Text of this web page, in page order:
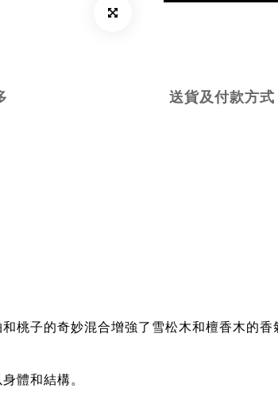
送貨及付款方式
桃子的奇妙混合增強了雪松木和檀香木的香
體和結構。